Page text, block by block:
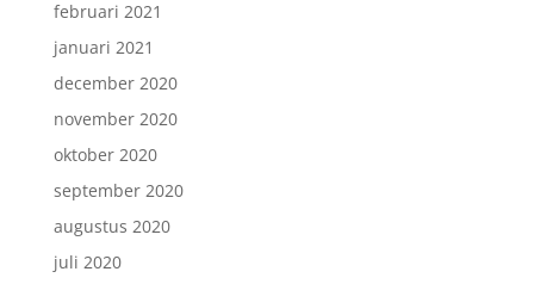
februari 2021
januari 2021
december 2020
november 2020
oktober 2020
september 2020
augustus 2020
juli 2020